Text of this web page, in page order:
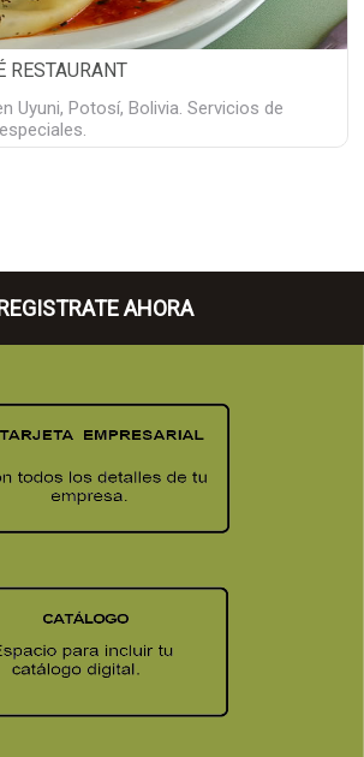
RESTAURANT
Uyuni, Potosí, Bolivia. Servicios de
AHORA